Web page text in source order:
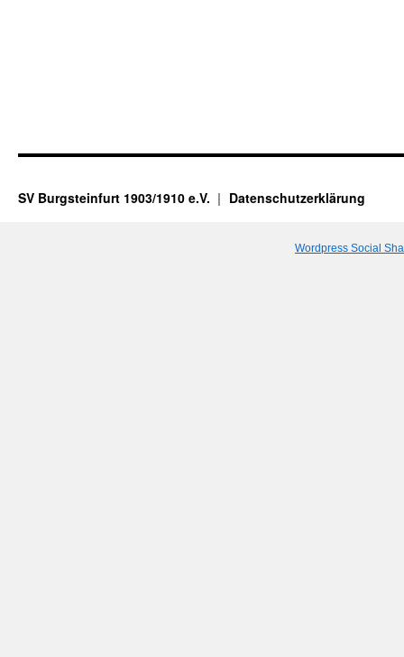
SV Burgsteinfurt 1903/1910 e.V. Datenschutzerklärung
Wordpress Social